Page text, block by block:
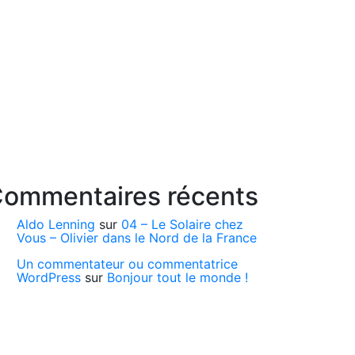
récents
Aldo Lenning sur 04 – Le Solaire chez
Vous – Olivier dans le Nord de la France
Un commentateur ou commentatrice
WordPresssur Bonjour tout le monde !